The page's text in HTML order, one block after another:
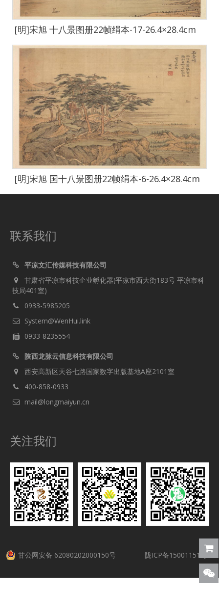
[明]宋旭 十八景图册22帧绢本-17-26.4×28.4cm
[明]宋旭 国十八景图册22帧绢本-6-26.4×28.4cm
联系我们
平凉文汇传媒科技有限公司
甘肃省平凉市科技企业孵化器(平凉市西大街183号 平凉市科
技局401室)
0933-5985205
System@WenHui.link
0933-8235554
陕西龙脉云信息科技有限公司
西安高新区天谷七路国家数字出版基地A座2101室
400-858-0933
mail@longmaiyun.cn
关注我们
甘公网安备 62080202000150号 陇ICP备15001151号-5